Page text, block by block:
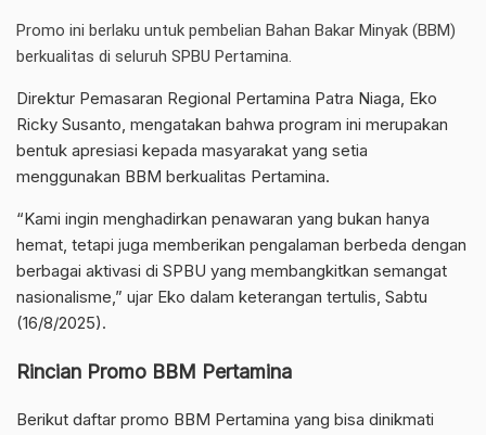
Promo ini berlaku untuk pembelian Bahan Bakar Minyak (BBM)
berkualitas di seluruh SPBU Pertamina.
Direktur Pemasaran Regional Pertamina Patra Niaga, Eko
Ricky Susanto, mengatakan bahwa program ini merupakan
bentuk apresiasi kepada masyarakat yang setia
menggunakan BBM berkualitas Pertamina.
“Kami ingin menghadirkan penawaran yang bukan hanya
hemat, tetapi juga memberikan pengalaman berbeda dengan
berbagai aktivasi di SPBU yang membangkitkan semangat
nasionalisme,” ujar Eko dalam keterangan tertulis, Sabtu
(16/8/2025).
Rincian Promo BBM Pertamina
Berikut daftar promo BBM Pertamina yang bisa dinikmati